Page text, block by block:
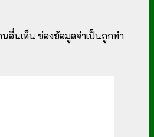
อื่นเห็น ช่องข้อมูลจำเป็นถูกทำ